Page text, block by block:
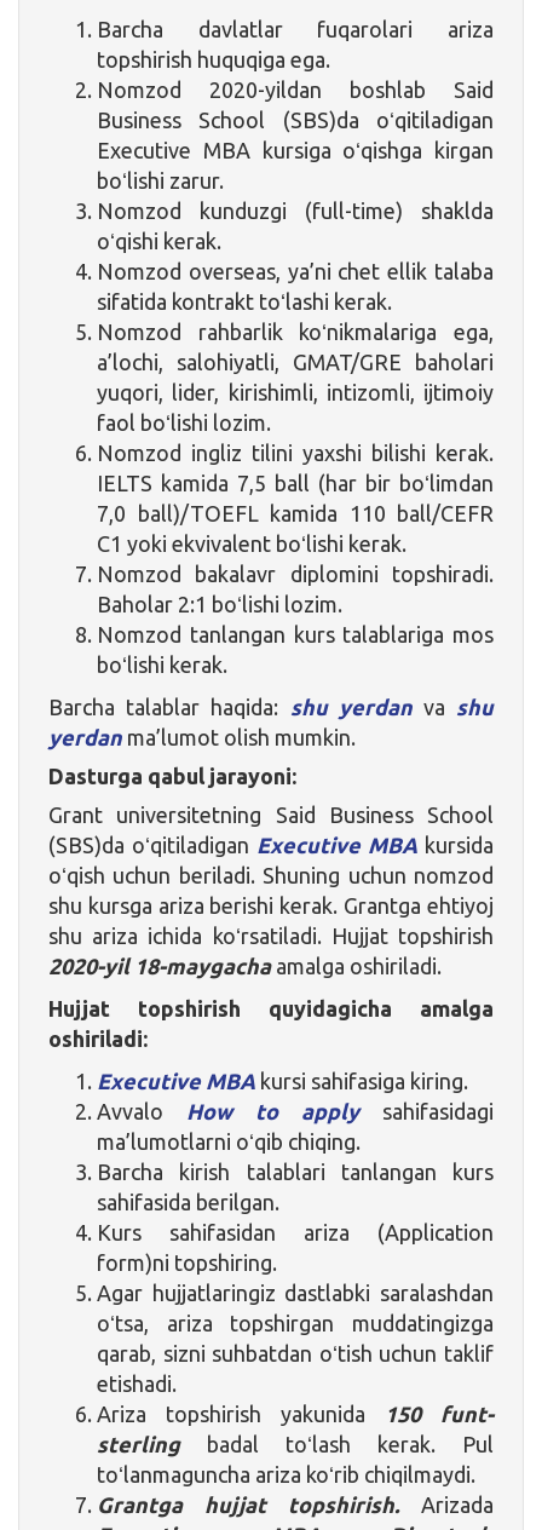
Barcha davlatlar fuqarolari ariza
topshirish huquqiga ega.
Nomzod 2020-yildan boshlab Said
Business School (SBS)da oʻqitiladigan
Executive MBA kursiga oʻqishga kirgan
boʻlishi zarur.
Nomzod kunduzgi (full-time) shaklda
oʻqishi kerak.
Nomzod overseas, ya’ni chet ellik talaba
sifatida kontrakt toʻlashi kerak.
Nomzod rahbarlik koʻnikmalariga ega,
a’lochi, salohiyatli, GMAT/GRE baholari
yuqori, lider, kirishimli, intizomli, ijtimoiy
faol boʻlishi lozim.
Nomzod ingliz tilini yaxshi bilishi kerak.
IELTS kamida 7,5 ball (har bir boʻlimdan
7,0 ball)/TOEFL kamida 110 ball/CEFR
C1 yoki ekvivalent boʻlishi kerak.
Nomzod bakalavr diplomini topshiradi.
Baholar 2:1 boʻlishi lozim.
Nomzod tanlangan kurs talablariga mos
boʻlishi kerak.
Barcha talablar haqida: shu yerdanva shu
yerdan ma’lumot olish mumkin.
Dasturga qabul jarayoni:
Grant universitetning Said Business School
(SBS)da oʻqitiladigan Executive MBA kursida
oʻqish uchun beriladi. Shuning uchun nomzod
shu kursga ariza berishi kerak. Grantga ehtiyoj
shu ariza ichida koʻrsatiladi. Hujjat topshirish
2020-yil 18-maygachaamalga oshiriladi.
Hujjat topshirish quyidagicha amalga
oshiriladi:
Executive MBA kursi sahifasiga kiring.
Avvalo How to applysahifasidagi
ma’lumotlarni oʻqib chiqing.
Barcha kirish talablari tanlangan kurs
sahifasida berilgan.
Kurs sahifasidan ariza (Application
form)ni topshiring.
Agar hujjatlaringiz dastlabki saralashdan
oʻtsa, ariza topshirgan muddatingizga
qarab, sizni suhbatdan oʻtish uchun taklif
etishadi.
Ariza topshirish yakunida
150 funt-
sterlingbadal toʻlash kerak. Pul
toʻlanmaguncha ariza koʻrib chiqilmaydi.
Grantga hujjat topshirish. Arizada